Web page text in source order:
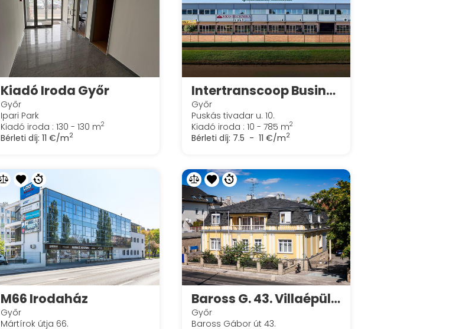
Kiadó Iroda Győr
Győr
Ipari Park
Kiadó iroda : 130 - 130 m2
Bérleti díj: 11 €/m2
Intertranscoop Business Park
Győr
Puskás tivadar u. 10.
Kiadó iroda : 10 - 785 m2
Bérleti díj: 7.5 - 11 €/m2
M66 Irodaház
Győr
Mártírok útja 66.
Baross G. 43. Villaépület - LEIER VILLA
Győr
Baross Gábor út 43.